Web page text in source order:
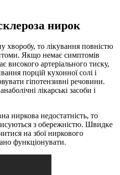
нирок
хворобу, то лікування повністю
Якщо немає симптомів
високого артеріального тиску,
порцій кухонної солі і
гіпотензивні речовини.
лікарські засоби і
ниркова недостатність, то
з обережністю. Швидке
на збої ниркового
функціонувати.